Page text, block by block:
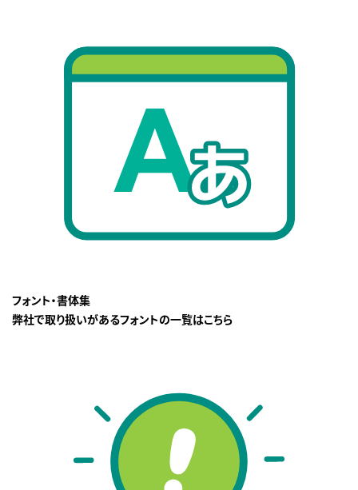
フォント・書体集
弊社で取り扱いがあるフォントの一覧はこちら